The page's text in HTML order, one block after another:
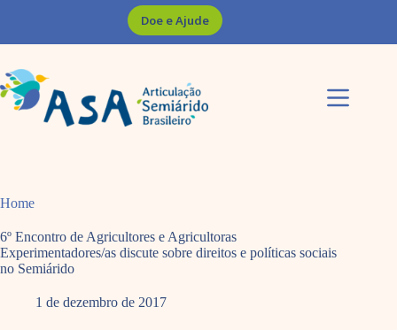
Doe e Ajude
Home
6º Encontro de Agricultores e Agricultoras
Experimentadores/as discute sobre direitos e políticas sociais
no Semiárido
1 de dezembro de 2017